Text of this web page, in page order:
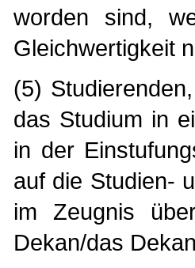
worden sind,
Gleichwertigkeit
(5)
das Studium in
in der
auf die Studien-
im Zeugnis
Dekan/das